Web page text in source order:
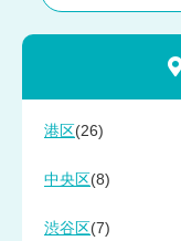
港区 (26)
中央区 (8)
渋谷区 (7)